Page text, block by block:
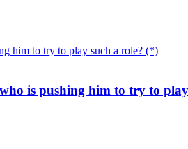
is pushing him to try to